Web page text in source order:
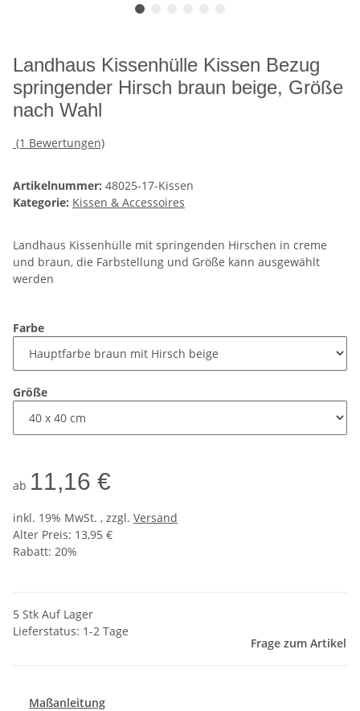
Landhaus Kissenhülle Kissen Bezug
springender Hirsch braun beige, Größe
nach Wahl
(1 Bewertungen)
Artikelnummer: 48025-17-Kissen
Kategorie: Kissen & Accessoires
Landhaus Kissenhülle mit springenden Hirschen in creme
und braun, die Farbstellung und Größe kann ausgewählt
werden
Farbe
Größe
ab 11,16 €
inkl. 19% MwSt. , zzgl. Versand
Alter Preis: 13,95 €
Rabatt: 20%
5 Stk Auf Lager
Lieferstatus: 1-2 Tage
Frage zum Artikel
Maßanleitung